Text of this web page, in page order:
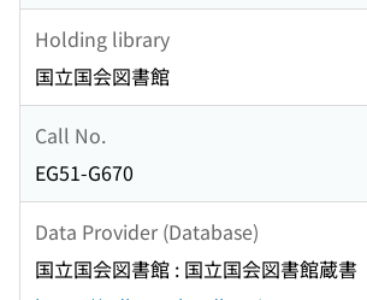
Holding library
国立国会図書館
Call No.
EG51-G670
Data Provider (Database)
国立国会図書館 : 国立国会図書館蔵書